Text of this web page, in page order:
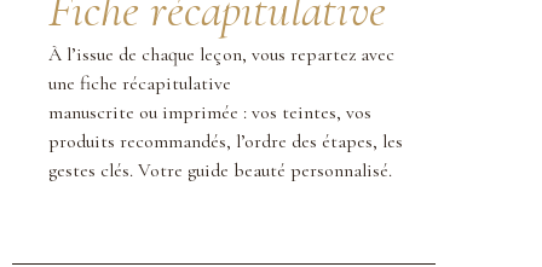
À l’issue de chaque leçon, vous repartez avec
une fiche récapitulative
manuscrite ou imprimée : vos teintes, vos
produits recommandés, l’ordre des étapes, les
gestes clés. Votre guide beauté personnalisé.